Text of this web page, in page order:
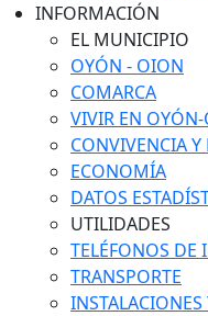
INFORMACIÓN
EL MUNICIPIO
OYÓN - OION
COMARCA
VIVIR EN
CONVIVENCIA Y
ECONOMÍA
DATOS
UTILIDADES
TELÉFONOS DE
TRANSPORTE
INSTALACIONES